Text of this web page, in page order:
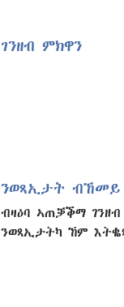
ገንዘብ ምክዋን
ንወጻኢታት ብኸመይ
ብዛዕባ ኣጠቓቕማ
ንወጻኢታትካ ኸም